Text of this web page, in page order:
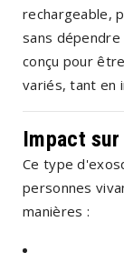
rechargeable,
sans
conçu pour
variés, tant en
Impact
Ce type
personnes
manières :